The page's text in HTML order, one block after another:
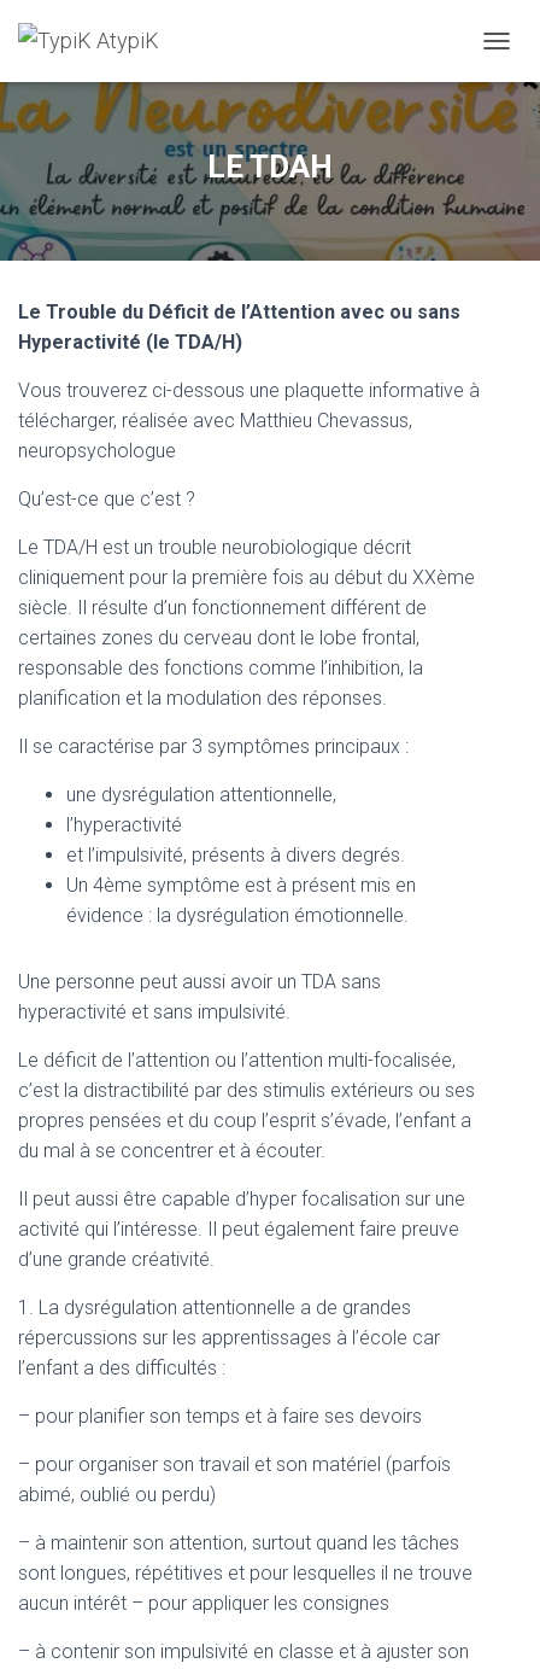
U
V
R
F
E
R
LE TDAH
Le Trouble du Déficit de l’Attention avec ou sans
Hyperactivité (le TDA/H)
Vous trouverez ci-dessous une plaquette informative à
télécharger, réalisée avec Matthieu Chevassus,
neuropsychologue
Qu’est-ce que c’est ?
Le TDA/H est un trouble neurobiologique décrit
cliniquement pour la première fois au début du XXème
siècle. Il résulte d’un fonctionnement différent de
certaines zones du cerveau dont le lobe frontal,
responsable des fonctions comme l’inhibition, la
planification et la modulation des réponses.
Il se caractérise par 3 symptômes principaux :
une dysrégulation attentionnelle,
l’hyperactivité
et l’impulsivité, présents à divers degrés.
Un 4ème symptôme est à présent mis en
évidence : la dysrégulation émotionnelle.
Une personne peut aussi avoir un TDA sans
hyperactivité et sans impulsivité.
Le déficit de l’attention ou l’attention multi-focalisée,
c’est la distractibilité par des stimulis extérieurs ou ses
propres pensées et du coup l’esprit s’évade, l’enfant a
du mal à se concentrer et à écouter.
Il peut aussi être capable d’hyper focalisation sur une
activité qui l’intéresse. Il peut également faire preuve
d’une grande créativité.
1. La dysrégulation attentionnelle a de grandes
répercussions sur les apprentissages à l’école car
l’enfant a des difficultés :
– pour planifier son temps et à faire ses devoirs
– pour organiser son travail et son matériel (parfois
abimé, oublié ou perdu)
– à maintenir son attention, surtout quand les tâches
sont longues, répétitives et pour lesquelles il ne trouve
aucun intérêt – pour appliquer les consignes
– à contenir son impulsivité en classe et à ajuster son